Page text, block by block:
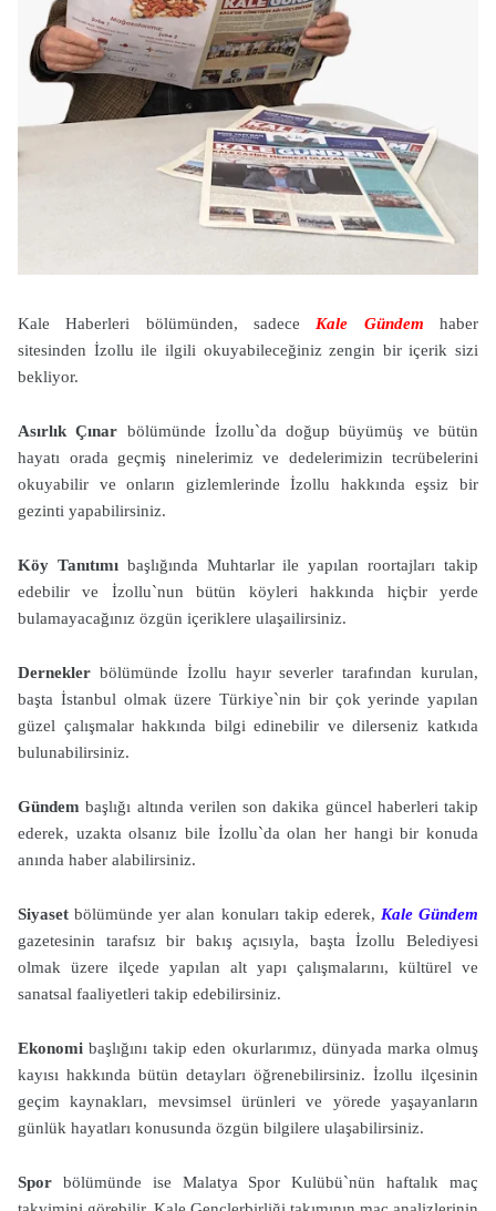
Kale Haberleri bölümünden, sadece Kale Gündem haber
sitesinden İzollu ile ilgili okuyabileceğiniz zengin bir içerik sizi
bekliyor.
Asırlık Çınar bölümünde İzollu`da doğup büyümüş ve bütün
hayatı orada geçmiş ninelerimiz ve dedelerimizin tecrübelerini
okuyabilir ve onların gizlemlerinde İzollu hakkında eşsiz bir
gezinti yapabilirsiniz.
Köy Tanıtımıbaşlığında Muhtarlar ile yapılan roortajları takip
edebilir ve İzollu`nun bütün köyleri hakkında hiçbir yerde
bulamayacağınız özgün içeriklere ulaşailirsiniz.
Dernekler bölümünde İzollu hayır severler tarafından kurulan,
başta İstanbul olmak üzere Türkiye`nin bir çok yerinde yapılan
güzel çalışmalar hakkında bilgi edinebilir ve dilerseniz katkıda
bulunabilirsiniz.
Gündem başlığı altında verilen son dakika güncel haberleri takip
ederek, uzakta olsanız bile İzollu`da olan her hangi bir konuda
anında haber alabilirsiniz.
Siyaset bölümünde yer alan konuları takip ederek, Kale Gündem
gazetesinin tarafsız bir bakış açısıyla, başta İzollu Belediyesi
olmak üzere ilçede yapılan alt yapı çalışmalarını, kültürel ve
sanatsal faaliyetleri takip edebilirsiniz.
Ekonomi başlığını takip eden okurlarımız, dünyada marka olmuş
kayısı hakkında bütün detayları öğrenebilirsiniz. İzollu ilçesinin
geçim kaynakları, mevsimsel ürünleri ve yörede yaşayanların
günlük hayatları konusunda özgün bilgilere ulaşabilirsiniz.
Spor bölümünde ise Malatya Spor Kulübü`nün haftalık maç